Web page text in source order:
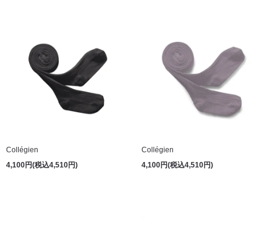
Collégien
4,100円(税込4,510円)
Collégien
4,100円(税込4,510円)